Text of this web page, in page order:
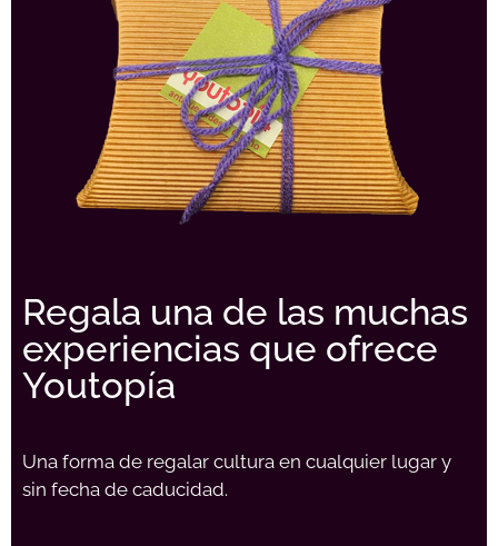
Regala una de las muchas
experiencias que ofrece
Youtopía
Una forma de regalar cultura en cualquier lugar y
sin fecha de caducidad.